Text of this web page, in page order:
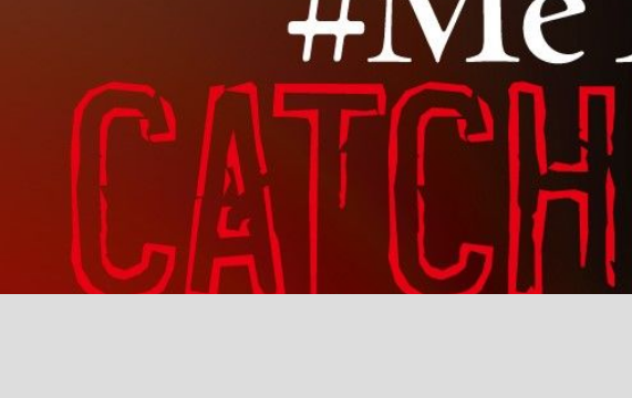
「90%は失敗する。でも…」本田圭佑が初めて明かした日本代
終戦から81年
おすすめのキーワードタグ一
#藤田晋 #三山凌輝 #高市早苗
#玉木雄一郎
#亀和田武